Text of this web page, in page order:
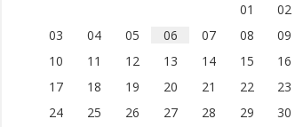
01
02
03
04 05 06 07 08
09
10
11 12 13 14 15
16
17
18 19 20 21 22
23
24
25 26 27 28 29
30